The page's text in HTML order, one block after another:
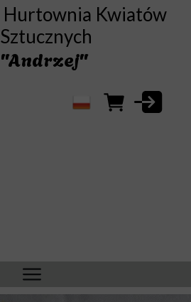
Hurtownia Kwiatów
Sztucznych
"Andrzej"